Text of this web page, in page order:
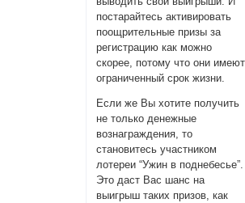
постарайтесь активировать
поощрительные призы за
регистрацию как можно
скорее, потому что они имеют
ограниченный срок жизни.
Если же Вы хотите получить
не только денежные
вознаграждения, то
становитесь участником
лотереи “Ужин в поднебесье”.
Это даст Вас шанс на
выигрыш таких призов, как